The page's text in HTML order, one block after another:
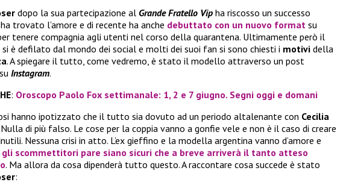
dopo la sua partecipazione al Grande Fratello Vip ha riscosso un successo
trovato l’amore e di recente ha anche debuttato con un nuovo format su
tenere compagnia agli utenti nel corso della quarantena. Ultimamente però il
si è defilato dal mondo dei social e molti dei suoi fan si sono chiesti i motivi della
. A spiegare il tutto, come vedremo, è stato il modello attraverso un post
Instagram.
: Oroscopo Paolo Fox settimanale: 1, 2 e 7 giugno. Segni oggi e domani
hanno ipotizzato che il tutto sia dovuto ad un periodo altalenante con Cecilia
Nulla di più falso. Le cose per la coppia vanno a gonfie vele e non è il caso di creare
Nessuna crisi in atto. L’ex gieffino e la modella argentina vanno d’amore e
gli scommettitori pare siano sicuri che a breve arriverà il tanto atteso
. Ma allora da cosa dipenderà tutto questo. A raccontare cosa succede è stato
: